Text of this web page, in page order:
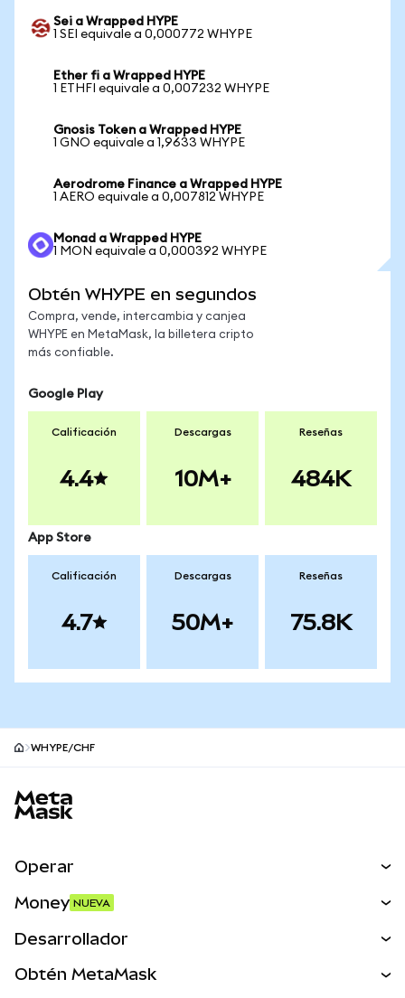
Sei a Wrapped HYPE
1 SEI equivale a 0,000772 WHYPE
Ether fi a Wrapped HYPE
1 ETHFI equivale a 0,007232 WHYPE
Gnosis Token a Wrapped HYPE
1 GNO equivale a 1,9633 WHYPE
Aerodrome Finance a Wrapped HYPE
1 AERO equivale a 0,007812 WHYPE
Monad a Wrapped HYPE
1 MON equivale a 0,000392 WHYPE
Obtén WHYPE en segundos
Compra, vende, intercambia y canjea
WHYPE en MetaMask, la billetera cripto
más confiable.
Google Play
Calificación
4.4
Descargas
10M+
Reseñas
484K
App Store
Calificación
4.7
Descargas
50M+
Reseñas
75.8K
WHYPE/CHF
Operar
Activos del mundo real
Money NUEVA
Desarrollador
Obtén MetaMask